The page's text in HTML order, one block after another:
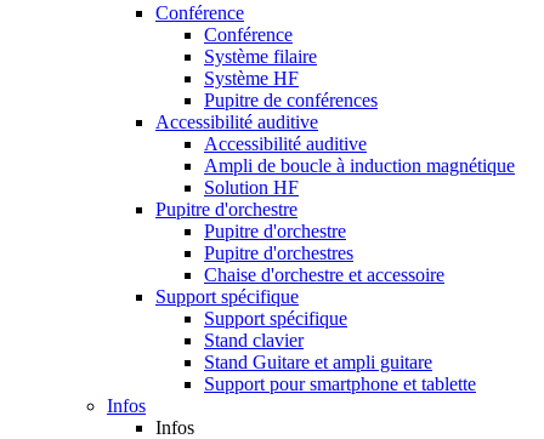
Conférence
Conférence
Système filaire
Système HF
Pupitre de conférences
Accessibilité auditive
Accessibilité auditive
Ampli de boucle à induction magnétique
Solution HF
Pupitre d'orchestre
Pupitre d'orchestre
Pupitre d'orchestres
Chaise d'orchestre et accessoire
Support spécifique
Support spécifique
Stand clavier
Stand Guitare et ampli guitare
Support pour smartphone et tablette
Infos
Infos